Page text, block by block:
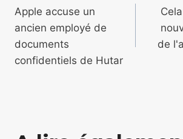
de
l’article
Apple accuse un
ancien employé de
documents
confidentiels de Hutar
de